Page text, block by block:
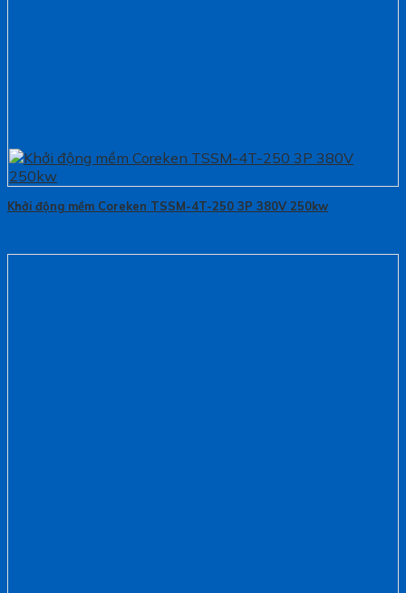
Khởi động mềm Coreken TSSM-4T-250 3P 380V 250kw